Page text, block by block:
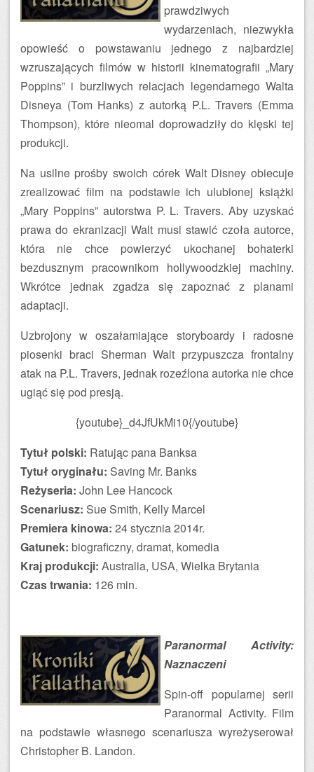
prawdziwych
wydarzeniach, niezwykła
opowieść o powstawaniu jednego z najbardziej
wzruszających filmów w historii kinematografii „Mary
Poppins” i burzliwych relacjach legendarnego Walta
Disneya (Tom Hanks) z autorką P.L. Travers (Emma
Thompson), które nieomal doprowadziły do klęski tej
produkcji.
Na usilne prośby swoich córek Walt Disney obiecuje
zrealizować film na podstawie ich ulubionej książki
„Mary Poppins” autorstwa P. L. Travers. Aby uzyskać
prawa do ekranizacji Walt musi stawić czoła autorce,
która nie chce powierzyć ukochanej bohaterki
bezdusznym pracownikom hollywoodzkiej machiny.
Wkrótce jednak zgadza się zapoznać z planami
adaptacji.
Uzbrojony w oszałamiające storyboardy i radosne
piosenki braci Sherman Walt przypuszcza frontalny
atak na P.L. Travers, jednak rozeźlona autorka nie chce
ugiąć się pod presją.
{youtube}_d4JfUkMi10{/youtube}
Tytuł polski: Ratując pana Banksa
Tytuł oryginału: Saving Mr. Banks
Reżyseria: John Lee Hancock
Scenariusz: Sue Smith, Kelly Marcel
Premiera kinowa: 24 stycznia 2014r.
Gatunek: biograficzny, dramat, komedia
Kraj produkcji: Australia, USA, Wielka Brytania
Czas trwania: 126 min.
Paranormal Activity:
Naznaczeni
Spin-off popularnej serii
Paranormal Activity. Film
na podstawie własnego scenariusza wyreżyserował
Christopher B. Landon.